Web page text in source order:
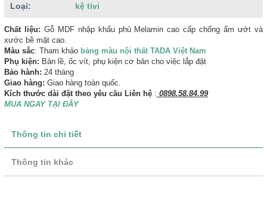
Loại:
kệ tivi
Chất liệu: Gỗ MDF nhập khẩu phủ Melamin cao cấp chống ẩm ướt và
xước bề mặt cao.
Màu sắc: Tham khảo bảng màu nội thất TADA Việt Nam
Phụ kiện: Bản lề, ốc vít, phụ kiện cơ bản cho việc lắp đặt
Bảo hành: 24 tháng
Giao hàng: Giao hàng toàn quốc.
Kích thước dài đặt theo yêu cầu Liên hệ : 0898.58.84.99
MUA NGAY TẠI ĐÂY
Thông tin chi tiết
Thông tin khác